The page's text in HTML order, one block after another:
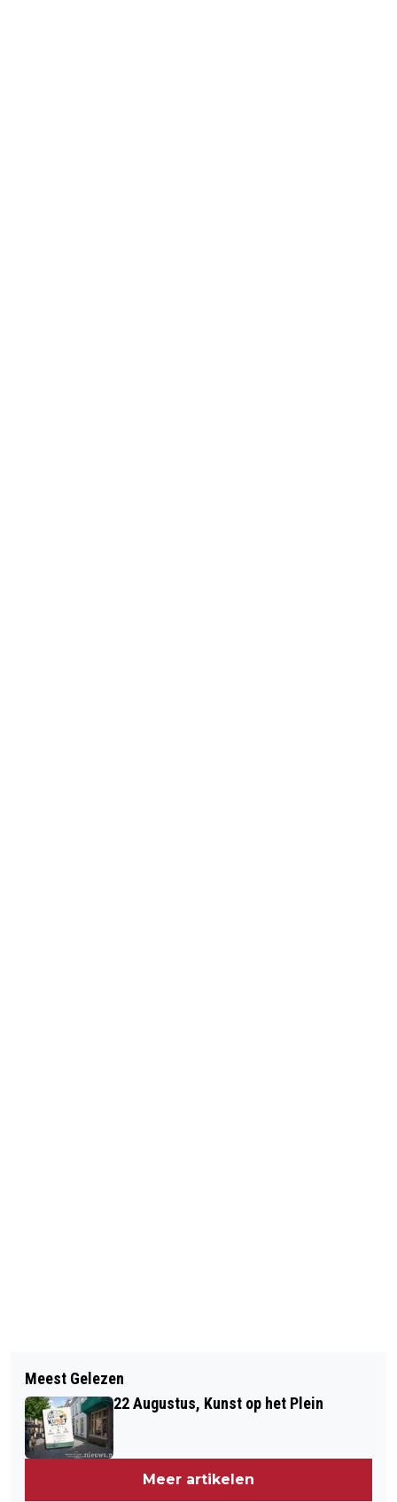
SAMENWERKING TUSSEN BRAVIS,
HCWB EN VIJF OPTIEKZAKEN
SCHOLEN BEGONNEN: “BETER LATER
THUIS, DAN IN HET ZIEKENHUIS”
Meest Gelezen
22 Augustus, Kunst op het Plein
Meer artikelen